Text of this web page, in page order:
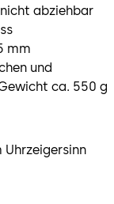
abziehbar
mm
und
ca. 550 g